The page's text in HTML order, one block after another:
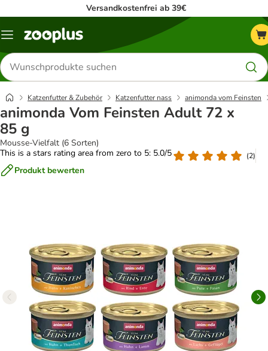
Versandkostenfrei ab 39€
Menü
Produkte
suchen
Katzenfutter & Zubehör Katzenfutter nass animonda vom Feinsten
animonda Vom Feinsten Adult 72 x
85 g
Mousse-Vielfalt (6 Sorten)
This is a stars rating area from zero to 5: 5.0/5
(2)
Produkt bewerten